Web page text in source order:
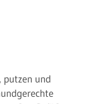
putzen und